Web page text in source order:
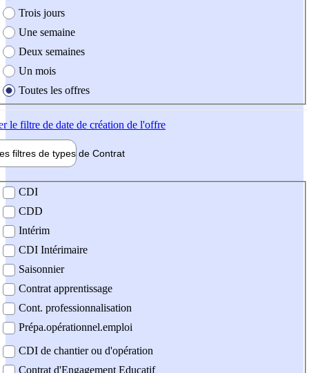
Trois jours
Une semaine
Deux semaines
Un mois
Toutes les offres
le filtre de date de création de l'offre
filtres de types de Contrat
contrat
CDI
CDD
Intérim
CDI Intérimaire
Saisonnier
Contrat apprentissage
Cont. professionnalisation
Prépa.opérationnel.emploi
CDI de chantier ou d'opération
Contrat d'Engagement Educatif